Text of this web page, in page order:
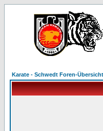
Karate - Schwedt Foren-Übersicht